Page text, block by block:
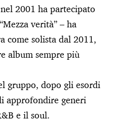
2001 ha partecipato
verità” – ha
come solista dal 2011,
album sempre più
gruppo, dopo gli esordi
approfondire generi
e il soul.